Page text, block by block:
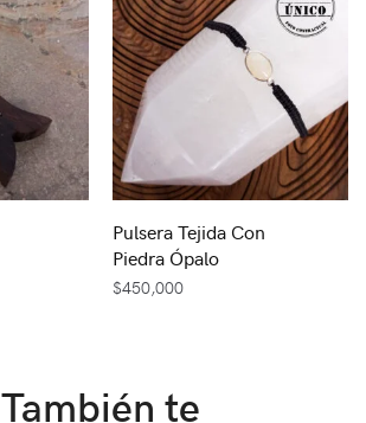
Pulsera Tejida Con
Piedra Ópalo
$450,000
También te